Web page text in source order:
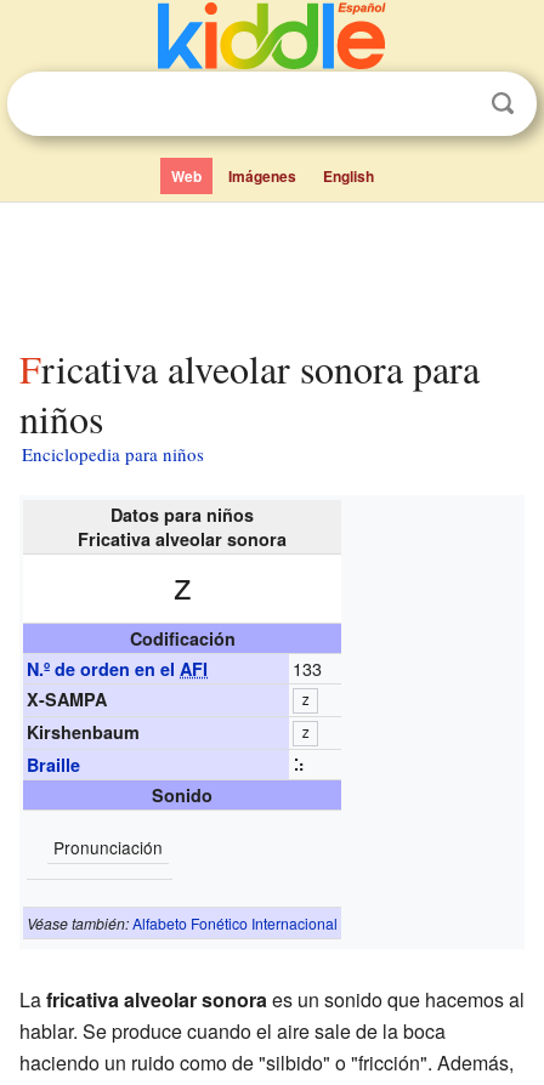
Web Imágenes English
Fricativa alveolar sonora para
niños
Enciclopedia para niños
Datos para niños
Fricativa alveolar sonora
z
Codificación
N.º de orden en elAFI 133
X-SAMPA z
Kirshenbaum z
Braille ⠵
Sonido
Pronunciación
Véase también:Alfabeto Fonético Internacional
Lafricativa alveolar sonoraes un sonido que hacemos al
hablar. Se produce cuando el aire sale de la boca
haciendo un ruido como de "silbido" o "fricción". Además,